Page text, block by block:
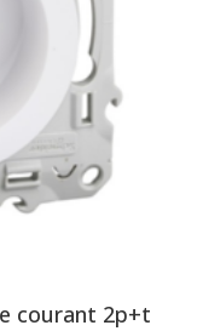
courant 2p+t